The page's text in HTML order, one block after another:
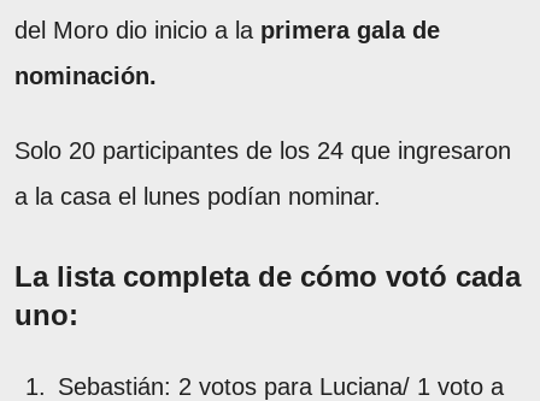
del Moro dio inicio a la primera gala de
nominación.
Solo 20 participantes de los 24 que ingresaron
a la casa el lunes podían nominar.
La lista completa de cómo votó cada
uno:
Sebastián: 2 votos para Luciana/ 1 voto a